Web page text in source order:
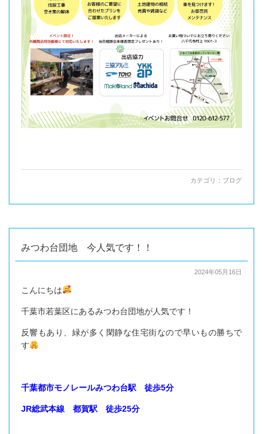
カテゴリ： ブログ
みつわ台団地 今人気です！！
2024年05月16日
こんにちは
千葉市若葉区にあるみつわ台団地が人気です！
反響もあり、緑が多く閑静な住宅街なので早いもの勝ちで
す
千葉都市モノレールみつわ台駅 徒歩5分
JR総武本線 都賀駅 徒歩25分